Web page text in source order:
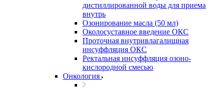
дистиллированной воды для приема
внутрь
Озонирование масла (50 мл)
Околосуставное введение ОКС
Проточная внутривлагалищная
инсуффляция ОКС
Ректальная инсуффляция озоно-
кислородной смесью
Онкология